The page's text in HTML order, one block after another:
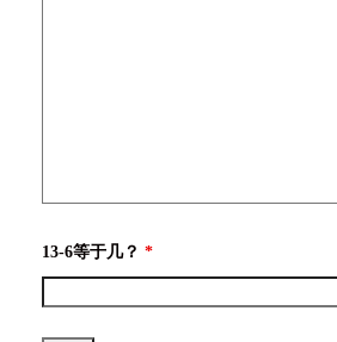
13-6等于几？ *